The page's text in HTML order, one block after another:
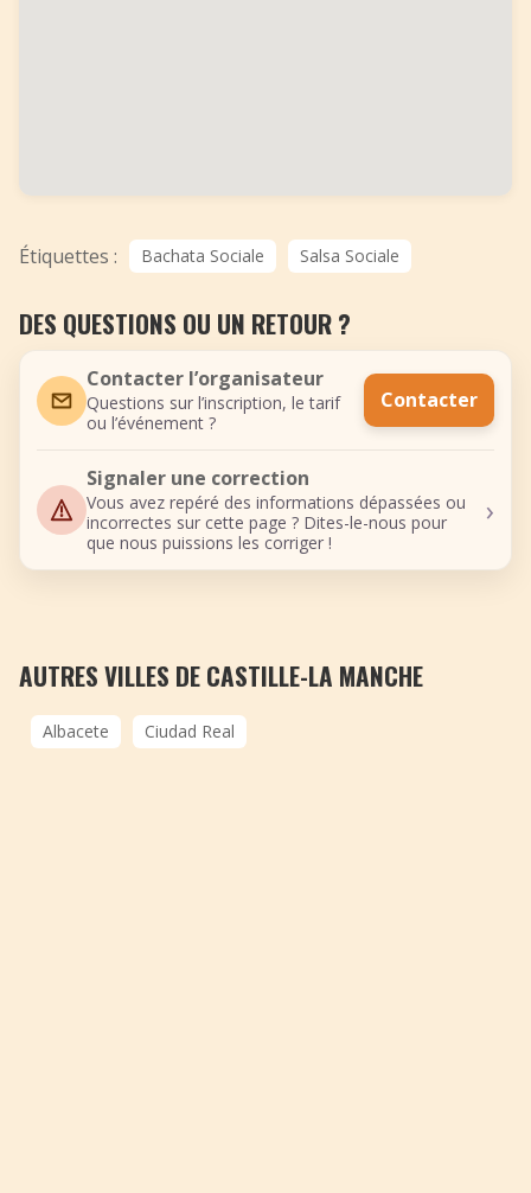
Étiquettes : Bachata Sociale Salsa Sociale
DES QUESTIONS OU UN RETOUR ?
Contacter l’organisateur
Questions sur l’inscription, le tarif
ou l’événement ?
Contacter
Signaler une correction
Vous avez repéré des informations dépassées ou
incorrectes sur cette page ? Dites-le-nous pour
que nous puissions les corriger !
›
AUTRES VILLES DE CASTILLE-LA MANCHE
Albacete Ciudad Real